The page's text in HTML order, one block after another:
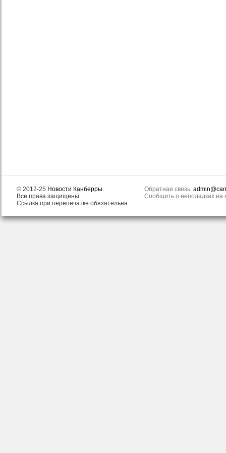
© 2012-25 Новости Канберры.
Все права защищены.
Ссылка при перепечатке обязательна.
Обратная связь:
Сообщить о неполадках на